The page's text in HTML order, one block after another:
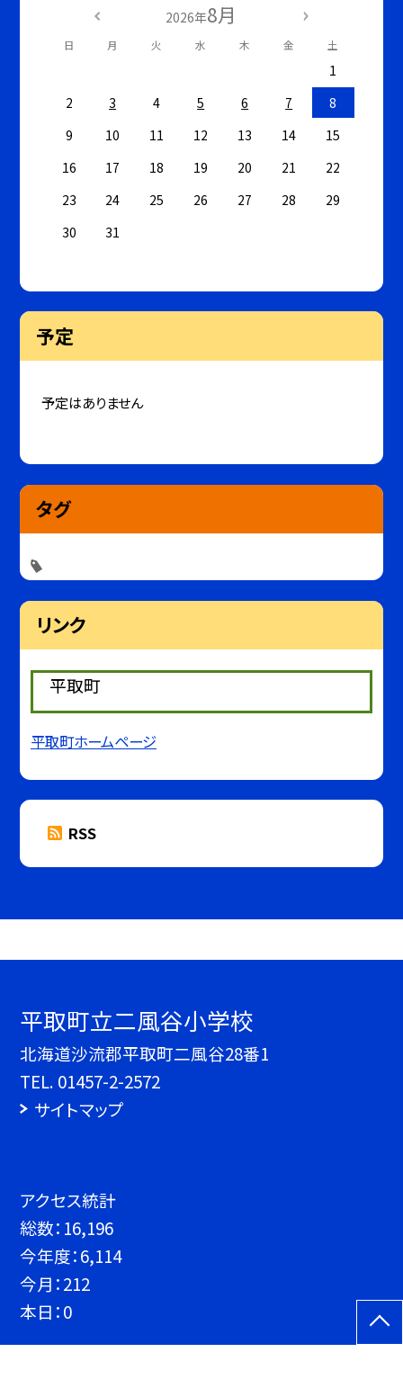
2026年8月
日 月 火 水 木 金 土
1
2
3 4 5 6 7
8
9
10 11 12 13 14
15
16
17 18 19 20 21
22
23
24 25 26 27 28
29
30
31
予定
予定はありません
タグ
リンク
平取町
平取町ホームページ
RSS
平取町立二風谷小学校
北海道沙流郡平取町二風谷28番1
TEL. 01457-2-2572
サイトマップ
アクセス統計
総数： 16,196
今年度：6,114
今月：212
本日：0